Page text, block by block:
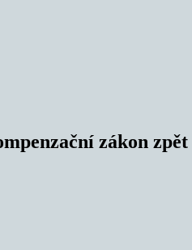
zákon zpět